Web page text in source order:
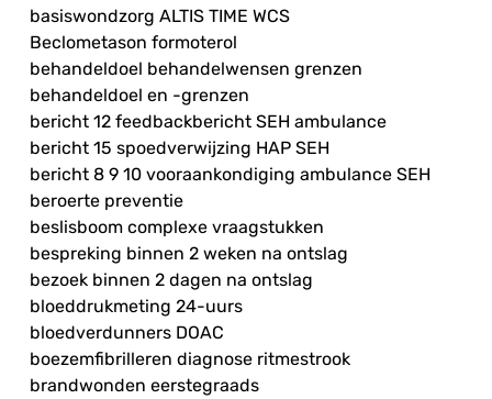
basiswondzorg ALTIS TIME WCS
Beclometason formoterol
behandeldoel behandelwensen grenzen
behandeldoel en -grenzen
bericht 12 feedbackbericht SEH ambulance
bericht 15 spoedverwijzing HAP SEH
bericht 8 9 10 vooraankondiging ambulance SEH
beroerte preventie
beslisboom complexe vraagstukken
bespreking binnen 2 weken na ontslag
bezoek binnen 2 dagen na ontslag
bloeddrukmeting 24-uurs
bloedverdunners DOAC
boezemfibrilleren diagnose ritmestrook
brandwonden eerstegraads